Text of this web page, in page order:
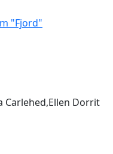
"Fjord"
Carlehed,Ellen Dorrit